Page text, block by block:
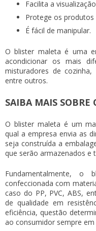
Facilita a
Protege os
É fácil de manipular.
Oblister maleta é uma
acondicionar os mais
misturadores de
entre outros.
SAIBA MAIS
O blister maleta é um
qual a empresa envia as
seja construída a
que serão armazenados e
Fundamentalmente, o
confeccionada com
caso do PP, PVC, ABS,
de qualidade em
eficiência, questão
ao consumidor sempre